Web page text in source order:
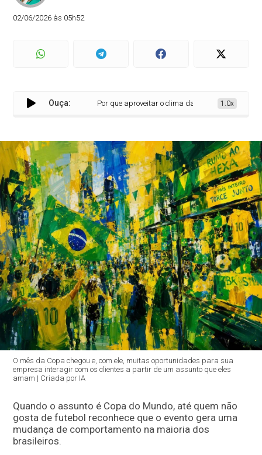
02/06/2026 às 05h52
Ouça: Por que aproveitar o clima da Copa pode impulsionar
1.0x
O mês da Copa chegou e, com ele, muitas oportunidades para sua
empresa interagir com os clientes a partir de um assunto que eles
amam | Criada por IA
Quando o assunto é Copa do Mundo, até quem não
gosta de futebol reconhece que o evento gera uma
mudança de comportamento na maioria dos
brasileiros.